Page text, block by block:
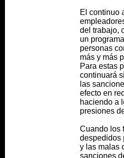
El continuo
del trabajo,
un
personas
más y más
Para estas
continuará
las
efecto en
haciendo a
presiones
Cuando los
despedidos
y las malas
sanciones